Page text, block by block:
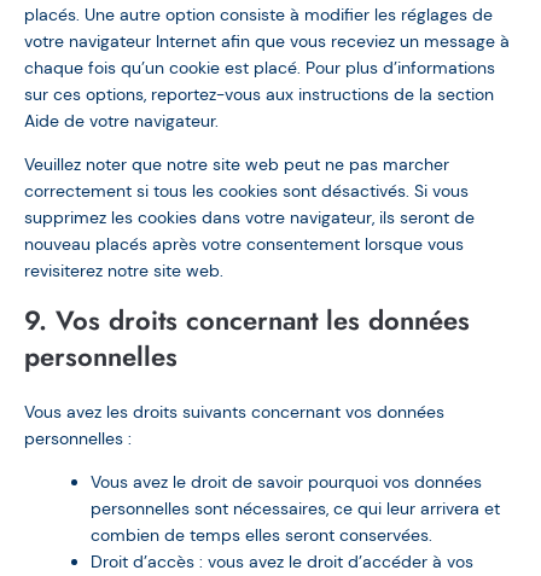
placés. Une autre option consiste à modifier les réglages de
votre navigateur Internet afin que vous receviez un message à
chaque fois qu’un cookie est placé. Pour plus d’informations
sur ces options, reportez-vous aux instructions de la section
Aide de votre navigateur.
Veuillez noter que notre site web peut ne pas marcher
correctement si tous les cookies sont désactivés. Si vous
supprimez les cookies dans votre navigateur, ils seront de
nouveau placés après votre consentement lorsque vous
revisiterez notre site web.
9. Vos droits concernant les données
personnelles
Vous avez les droits suivants concernant vos données
personnelles :
Vous avez le droit de savoir pourquoi vos données
personnelles sont nécessaires, ce qui leur arrivera et
combien de temps elles seront conservées.
Droit d’accès : vous avez le droit d’accéder à vos